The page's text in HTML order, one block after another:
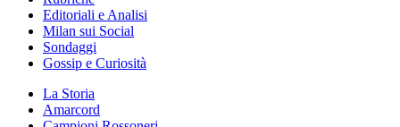
Editoriali e Analisi
Milan sui Social
Sondaggi
Gossip e Curiosità
La Storia
Amarcord